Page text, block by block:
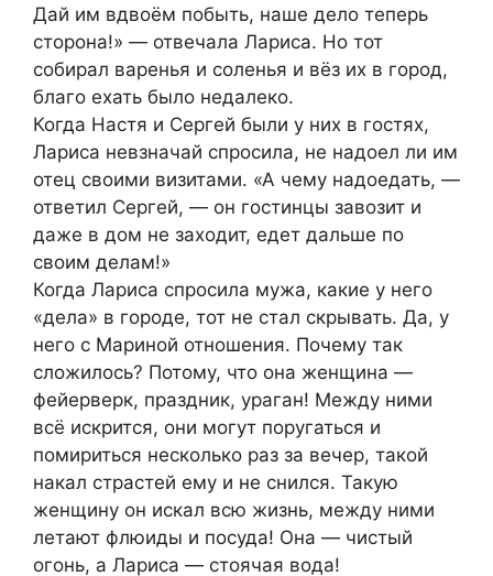
Дай им вдвоём побыть, наше дело теперь
сторона!» — отвечала Лариса. Но тот
собирал варенья и соленья и вёз их в город,
благо ехать было недалеко.
Когда Настя и Сергей были у них в гостях,
Лариса невзначай спросила, не надоел ли им
отец своими визитами. «А чему надоедать, —
ответил Сергей, — он гостинцы завозит и
даже в дом не заходит, едет дальше по
своим делам!»
Когда Лариса спросила мужа, какие у него
«дела» в городе, тот не стал скрывать. Да, у
него с Мариной отношения. Почему так
сложилось? Потому, что она женщина —
фейерверк, праздник, ураган! Между ними
всё искрится, они могут поругаться и
помириться несколько раз за вечер, такой
накал страстей ему и не снился. Такую
женщину он искал всю жизнь, между ними
летают флюиды и посуда! Она — чистый
огонь, а Лариса — стоячая вода!